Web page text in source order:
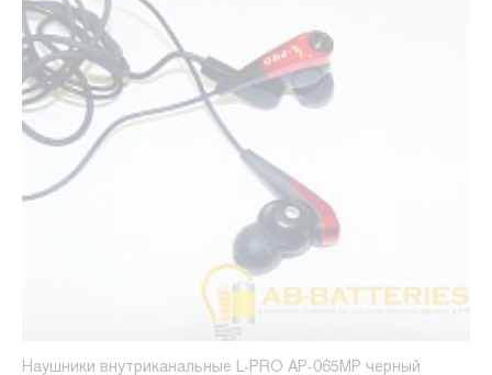
Наушники внутриканальные L-PRO AP-065MP черный